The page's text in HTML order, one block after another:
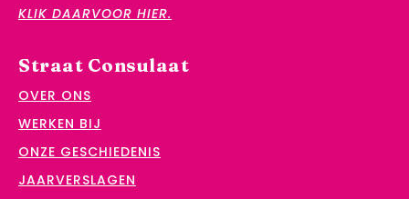
KLIK DAARVOOR HIER.
Straat Consulaat
OVER ONS
WERKEN BIJ
ONZE GESCHIEDENIS
JAARVERSLAGEN